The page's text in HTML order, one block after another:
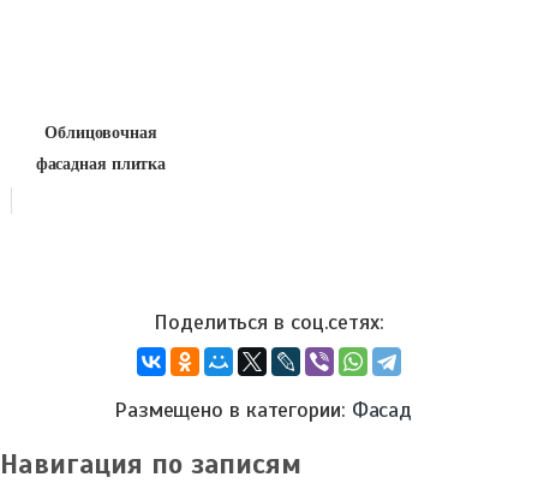
Облицовочная
фасадная плитка
Размещено в категории: Фасад
Навигация по записям